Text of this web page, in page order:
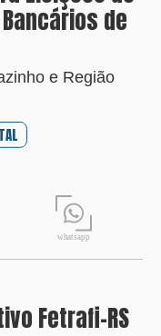
de
e Região
whatsapp
Fetrafi-RS